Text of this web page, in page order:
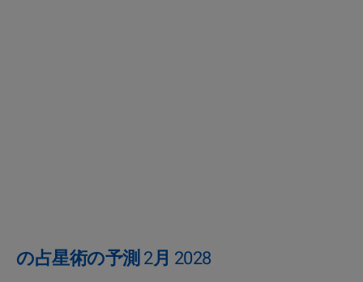
の占星術の予測 2月 2028